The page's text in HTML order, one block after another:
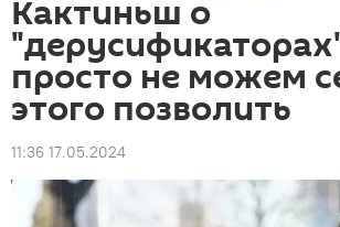
Кактиньш о
просто не можем
этого позволить
11:36 17.05.2024